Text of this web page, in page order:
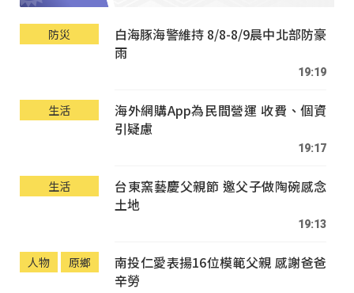
防災
白海豚海警維持 8/8-8/9晨中北部防豪
雨
19:19
生活
海外網購App為民間營運 收費、個資
引疑慮
19:17
生活
台東窯藝慶父親節 邀父子做陶碗感念
土地
19:13
人物 原鄉
南投仁愛表揚16位模範父親 感謝爸爸
辛勞